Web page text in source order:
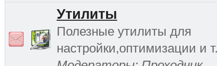
Утилиты
Полезные утилиты для
настройки,оптимизации и